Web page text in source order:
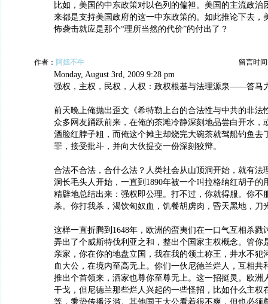
比如，美国的中东政策对以色列的偏袒。美国的主流政治
来都是支持美国政府的这一中东政策的。如此推论下去，
怖袭击就应是那个“理所当然的代价”的付出了？
作者： 阿妞不牛 留言时间
Monday, August 3rd, 2009 9:28 pm
强权，主权，民权，人权：政权根基与法理源泉——答马
前天晚上俺抛出歪文《希特勒上台的合法性与中共的非法
众多网友踊跃前来，在俺的茶滩冷静深刻地品尝白开水，
酒脸红脖子粗，而俺这个摊主却烧完大碗茶就驾船钓鱼去
罪，接受批斗，并向大伙提交一份深刻狡辩。
合法不合法，合什么法？人类社会从山顶洞开始，就有法
洞长毛头人开始，一直到1890年被一个叫拉格纳红胡子的
精辟地总结出来：强权即公理。打不过，你就得服。你不
杀。你打我杀，渴饮匈奴血，饥餐胡虏肉，昏天黑地，刀
这样一直折腾到1648年，欧洲的蛮夷们在一口气互相杀戮
弄出了个威斯特伐利亚之和，整出个国家主权概念。管你
亲家，你在你的地盘立国，我在我的领土称王，井水不犯
血大公，在境内至高无上。你们一伙尼德兰烂人，互相共
推出个首领来，洒家也尊你至尊无上。这一招挺灵。欧洲
干戈，但尼德兰那些烂人兴起的一些怪招，比如什么主权
等，乘势传播泛滥。其他国王大公看着很不爽，但也必须